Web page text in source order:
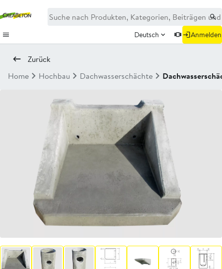
Deutsch Anmelden
Zurück
Home
Hochbau Dachwasserschächte